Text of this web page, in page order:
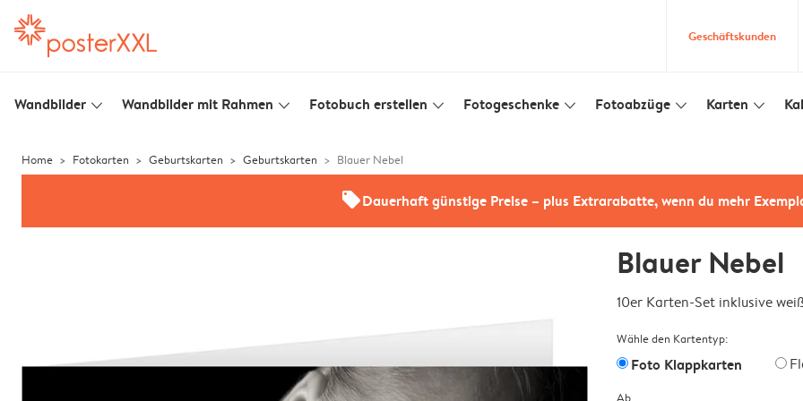
Geschäftskunden
Wandbilder slim_arrow_down Wandbilder mit Rahmen slim_arrow_down Fotobuch erstellen slim_arrow_down Fotogeschenke slim_arrow_down Fotoabzüge slim_arrow_down Karten slim_arrow_down
Home Fotokarten Geburtskarten Geburtskarten Blauer Nebel
offersDauerhaft günstige Preise – plus Extrarabatte, wenn du mehr
Blauer Nebel
10er Karten-Set inklusive
Wähle den Kartentyp:
Foto Klappkarten
Ab